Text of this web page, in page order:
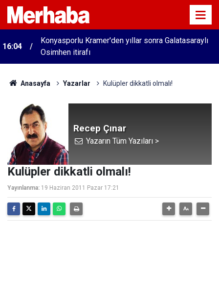
16:04
Konyasporlu Kramer'den yıllar sonra Galatasaraylı
Osimhen itirafı
Anasayfa Yazarlar Kulüpler dikkatli olmalı!
Recep Çınar
Yazarın Tüm Yazıları >
Kulüpler dikkatli olmalı!
Yayınlanma: 19 Haziran 2011 Pazar 17:21